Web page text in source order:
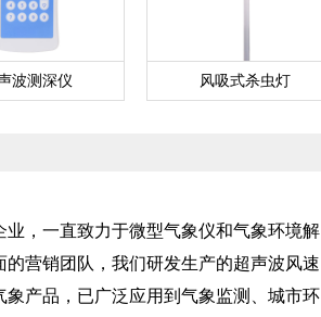
波测深仪 风吸式杀虫灯
，一直致力于微型气象仪和气象环境解
营销团队，我们研发生产的超声波风速
产品，已广泛应用到气象监测、城市环